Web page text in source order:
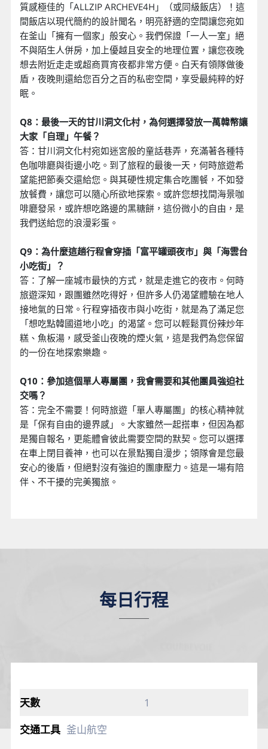
質感極佳的「ALLZIP ARCHEVE4H」（或同級飯店）！這
間飯店以現代簡約的設計聞名，明亮舒適的空間讓您宛如
在釜山「擁有一個家」般安心。我們保證「一人一室」絕
不與陌生人併房，加上優越且安全的地理位置，讓您夜晚
想去附近走走或超商買宵夜都非常方便。白天有領隊做後
盾，夜晚則還給您百分之百的私密空間，享受最純粹的好
眠。
Q8：最後一天的甘川洞文化村，為何選擇發放一萬韓幣讓
大家「自理」午餐？
答：甘川洞文化村宛如迷宮般的童話巷弄，充滿著各種特
色咖啡廳與街邊小吃。到了旅程的最後一天，何時旅遊希
望能把節奏交還給您。與其硬性規定集合吃團餐，不如發
放餐費，讓您可以隨心所欲地探索。或許您想找間海景咖
啡廳發呆，或許想吃路邊的黑糖餅，這份微小的自由，是
我們送給您的浪漫彩蛋。
Q9：為什麼這趟行程會穿插「富平罐頭夜市」與「海雲台
小吃街」？
答：了解一座城市最快的方式，就是走進它的夜市。何時
旅遊深知，跟團雖然吃得好，但許多人仍渴望體驗在地人
接地氣的日常。行程穿插夜市與小吃街，就是為了滿足您
「想吃點韓國道地小吃」的渴望。您可以輕鬆買份辣炒年
糕、魚板湯，感受釜山夜晚的煙火氣，這是我們為您保留
的一份在地探索樂趣。
Q10：參加這個單人專屬團，我會需要和其他團員強迫社
交嗎？
答：完全不需要！何時旅遊「單人專屬團」的核心精神就
是「保有自由的邊界感」。大家雖然一起搭車，但因為都
是獨自報名，更能體會彼此需要空間的默契。您可以選擇
在車上閉目養神，也可以在景點獨自漫步；領隊會是您最
安心的後盾，但絕對沒有強迫的團康壓力。這是一場有陪
伴、不干擾的完美獨旅。
每日行程
1
釜山航空